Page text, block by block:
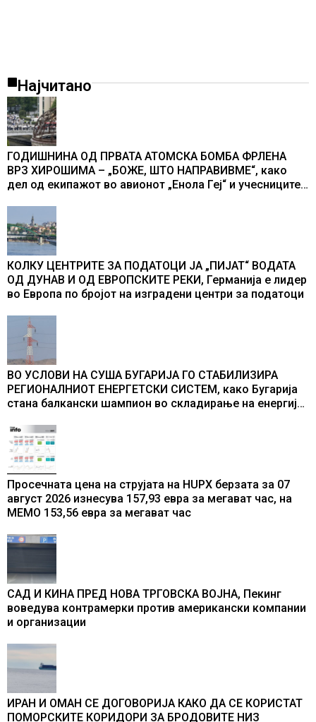
Најчитано
ГОДИШНИНА ОД ПРВАТА АТОМСКА БОМБА ФРЛЕНА
ВРЗ ХИРОШИМА – „БОЖЕ, ШТО НАПРАВИВМЕ“, како
дел од екипажот во авионот „Енола Геј“ и учесниците
промени текот на историјата
КОЛКУ ЦЕНТРИТЕ ЗА ПОДАТОЦИ ЈА „ПИЈАТ“ ВОДАТА
ОД ДУНАВ И ОД ЕВРОПСКИТЕ РЕКИ, Германија е лидер
во Европа по бројот на изградени центри за податоци
ВО УСЛОВИ НА СУША БУГАРИЈА ГО СТАБИЛИЗИРА
РЕГИОНАЛНИОТ ЕНЕРГЕТСКИ СИСТЕМ, како Бугарија
стана балкански шампион во складирање на енергија
Просечната цена на струјата на HUPX берзата за 07
август 2026 изнесува 157,93 евра за мегават час, на
МЕМО 153,56 евра за мегават час
САД И КИНА ПРЕД НОВА ТРГОВСКА ВОЈНА, Пекинг
воведува контрамерки против американски компании
и организации
ИРАН И ОМАН СЕ ДОГОВОРИЈА КАКО ДА СЕ КОРИСТАТ
ПОМОРСКИТЕ КОРИДОРИ ЗА БРОДОВИТЕ НИЗ